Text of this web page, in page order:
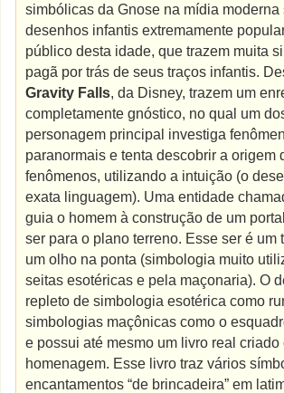
simbólicas da Gnose na mídia moderna
desenhos infantis extremamente
público desta idade, que trazem muita
pagã por trás de seus traços infantis.
Gravity Falls, da Disney, trazem um
completamente gnóstico, no qual um
personagem principal investiga
paranormais e tenta descobrir a origem
fenômenos, utilizando a intuição (o
exata linguagem). Uma entidade
guia o homem à construção de um
ser para o plano terreno. Esse ser é um
um olho na ponta (simbologia muito
seitas esotéricas e pela maçonaria). O
repleto de simbologia esotérica como
simbologias maçônicas como o
e possui até mesmo um livro real criado
homenagem. Esse livro traz vários
encantamentos “de brincadeira” em